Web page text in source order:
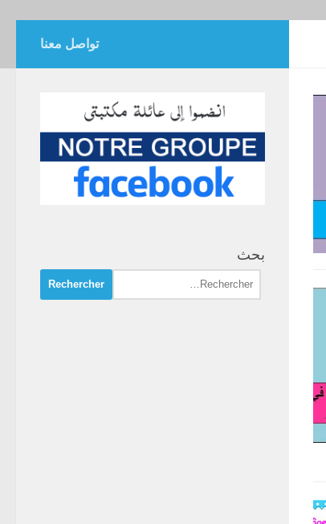
تواصل معنا
بحث
Rechercher :